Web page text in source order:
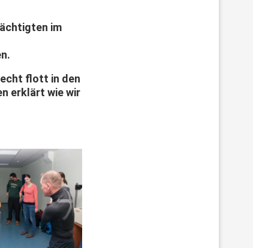
im
flott in den
erklärt wie wir